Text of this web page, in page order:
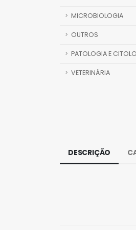
MICROBIOLOGIA
OUTROS
PATOLOGIA E
VETERINÁRIA
DESCRIÇÃO